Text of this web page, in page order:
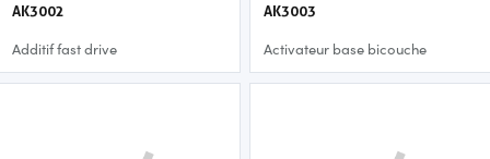
AK3002
Additif fast drive
AK3003
Activateur base bicouche